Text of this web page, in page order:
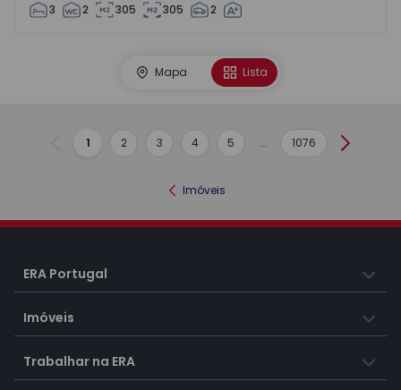
3 2 305 305 2
Mapa Lista
Anterior
1 2 3 4 5 ... 1076
Imóveis
ERA Portugal
Imóveis
Trabalhar na ERA